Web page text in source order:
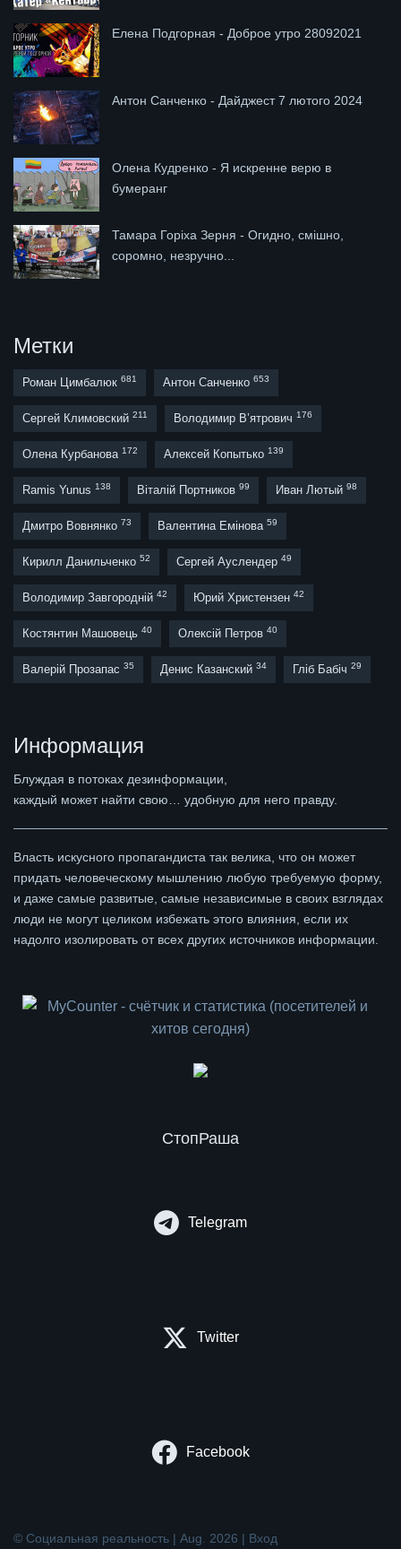
Елена Подгорная - Доброе утро 28092021
Антон Санченко - Дайджест 7 лютого 2024
Олена Кудренко - Я искренне верю в
бумеранг
Тамара Горіха Зерня - Огидно, смішно,
соромно, незручно...
Метки
Роман Цимбалюк 681 Антон Санченко 653
Сергей Климовский 211 Володимир В’ятрович 176
Олена Курбанова 172 Алексей Копытько 139
Ramis Yunus 138 Віталій Портников 99 Иван Лютый 98
Дмитро Вовнянко 73 Валентина Емінова 59
Кирилл Данильченко 52 Сергей Ауслендер 49
Володимир Завгородній 42 Юрий Христензен 42
Костянтин Машовець 40 Олексій Петров 40
Валерій Прозапас 35 Денис Казанский 34 Гліб Бабіч 29
Информация
Блуждая в потоках дезинформации,
каждый может найти свою… удобную для него правду.
Власть искусного пропагандиста так велика, что он может
придать человеческому мышлению любую требуемую форму,
и даже самые развитые, самые независимые в своих взглядах
люди не могут целиком избежать этого влияния, если их
надолго изолировать от всех других источников информации.
СтопРаша
Telegram
Twitter
Facebook
© Социальная реальность | Aug. 2026 | Вход